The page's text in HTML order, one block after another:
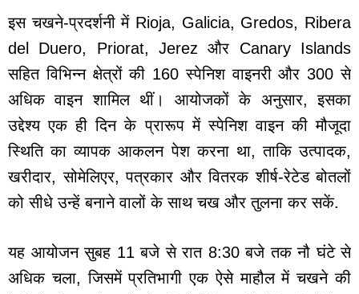
इस चखने-प्रदर्शनी में Rioja, Galicia, Gredos, Ribera
del Duero, Priorat, Jerez और Canary Islands
सहित विभिन्न क्षेत्रों की 160 स्पेनिश वाइनरी और 300 से
अधिक वाइन शामिल थीं। आयोजकों के अनुसार, इसका
उद्देश्य एक ही दिन के प्रारूप में स्पेनिश वाइन की मौजूदा
स्थिति का व्यापक आकलन पेश करना था, ताकि उत्पादक,
खरीदार, सोमेलिएर, पत्रकार और वितरक शीर्ष-रेटेड बोतलों
को सीधे उन्हें बनाने वालों के साथ चख और तुलना कर सकें.
यह आयोजन सुबह 11 बजे से रात 8:30 बजे तक नौ घंटे से
अधिक चला, जिसमें प्रतिभागी एक ऐसे माहौल में चखने की